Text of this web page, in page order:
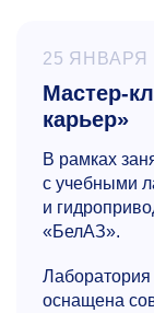
25 ЯНВАРЯ
Мастер-
карьер»
В рамках
с учебными
и
«БелАЗ».
Лаборатория
оснащена